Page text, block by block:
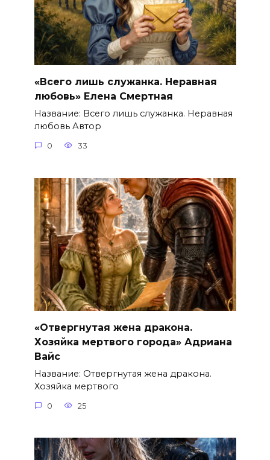
«Всего лишь служанка. Неравная
любовь» Елена Смертная
Название: Всего лишь служанка. Неравная
любовь Автор
0 33
«Отвергнутая жена дракона.
Хозяйка мертвого города» Адриана
Вайс
Название: Отвергнутая жена дракона.
Хозяйка мертвого
0 25